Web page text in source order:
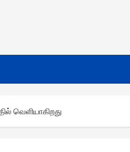
வெளியாகிறது